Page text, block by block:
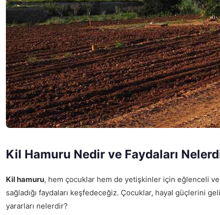
Kil Hamuru Nedir ve Faydaları
Kil hamuru, hem çocuklar hem de yetişkinler için eğlenceli
sağladığı faydaları keşfedeceğiz. Çocuklar, hayal güçlerini
yararları nelerdir?